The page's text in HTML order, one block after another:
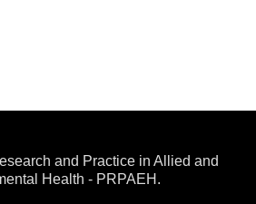
and Practice in Allied and
Health - PRPAEH.